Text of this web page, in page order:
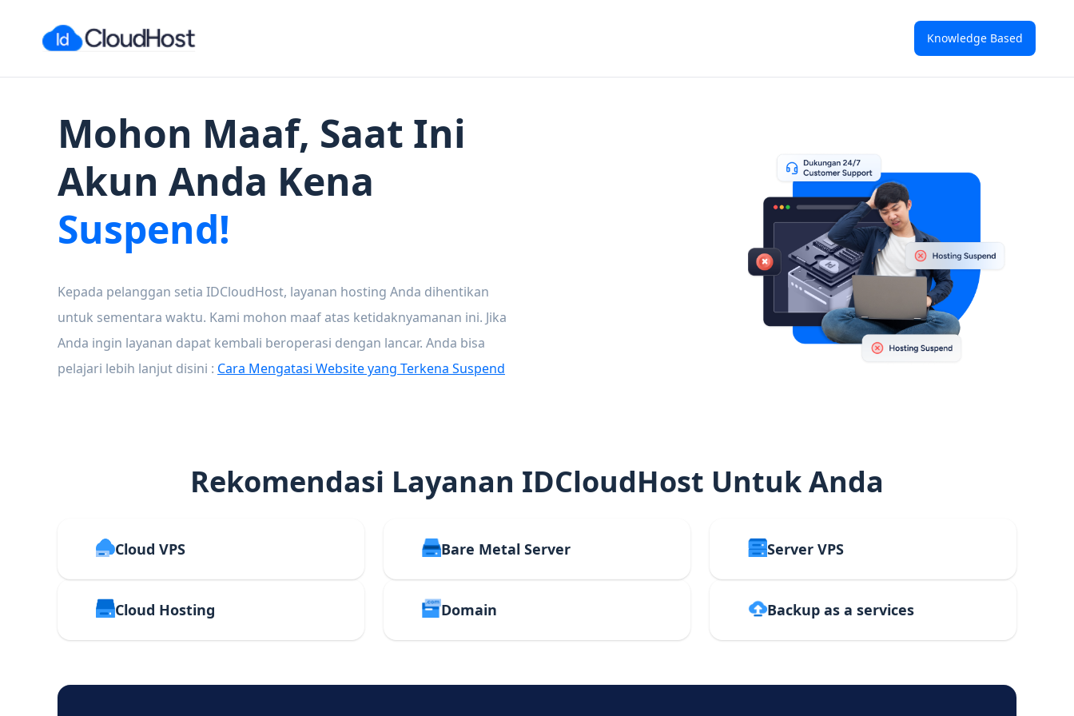
Knowledge Based
Mohon Maaf, Saat Ini
Akun Anda Kena
Suspend!
Kepada pelanggan setia IDCloudHost, layanan hosting Anda dihentikan
untuk sementara waktu. Kami mohon maaf atas ketidaknyamanan ini. Jika
Anda ingin layanan dapat kembali beroperasi dengan lancar. Anda bisa
pelajari lebih lanjut disini : Cara Mengatasi Website yang Terkena Suspend
Rekomendasi Layanan IDCloudHost Untuk Anda
Cloud VPS Bare Metal Server Server VPS
Cloud Hosting Domain Backup as a services